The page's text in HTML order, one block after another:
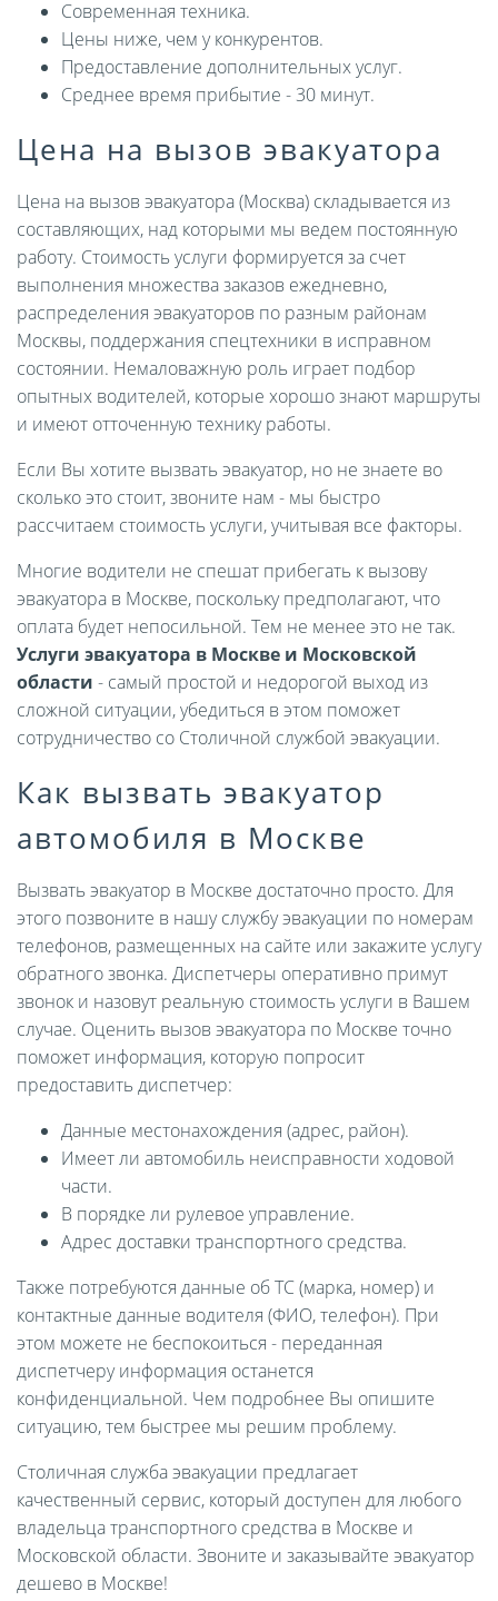
Современная техника.
Цены ниже, чем у конкурентов.
Предоставление дополнительных услуг.
Среднее время прибытие - 30 минут.
Цена на вызов эвакуатора
Цена на вызов эвакуатора (Москва) складывается из
составляющих, над которыми мы ведем постоянную
работу. Стоимость услуги формируется за счет
выполнения множества заказов ежедневно,
распределения эвакуаторов по разным районам
Москвы, поддержания спецтехники в исправном
состоянии. Немаловажную роль играет подбор
опытных водителей, которые хорошо знают маршруты
и имеют отточенную технику работы.
Если Вы хотите вызвать эвакуатор, но не знаете во
сколько это стоит, звоните нам - мы быстро
рассчитаем стоимость услуги, учитывая все факторы.
Многие водители не спешат прибегать к вызову
эвакуатора в Москве, поскольку предполагают, что
оплата будет непосильной. Тем не менее это не так.
Услуги эвакуатора в Москве и Московской
области - самый простой и недорогой выход из
сложной ситуации, убедиться в этом поможет
сотрудничество со Столичной службой эвакуации.
Как вызвать эвакуатор
автомобиля в Москве
Вызвать эвакуатор в Москве достаточно просто. Для
этого позвоните в нашу службу эвакуации по номерам
телефонов, размещенных на сайте или закажите услугу
обратного звонка. Диспетчеры оперативно примут
звонок и назовут реальную стоимость услуги в Вашем
случае. Оценить вызов эвакуатора по Москве точно
поможет информация, которую попросит
предоставить диспетчер:
Данные местонахождения (адрес, район).
Имеет ли автомобиль неисправности ходовой
части.
В порядке ли рулевое управление.
Адрес доставки транспортного средства.
Также потребуются данные об ТС (марка, номер) и
контактные данные водителя (ФИО, телефон). При
этом можете не беспокоиться - переданная
диспетчеру информация останется
конфиденциальной. Чем подробнее Вы опишите
ситуацию, тем быстрее мы решим проблему.
Столичная служба эвакуации предлагает
качественный сервис, который доступен для любого
владельца транспортного средства в Москве и
Московской области. Звоните и заказывайте эвакуатор
дешево в Москве!